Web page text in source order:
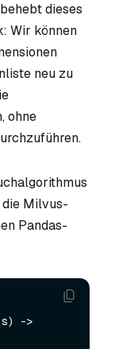
dieses
Wir können
neu zu
ohne
Milvus-
Pandas-
) ->